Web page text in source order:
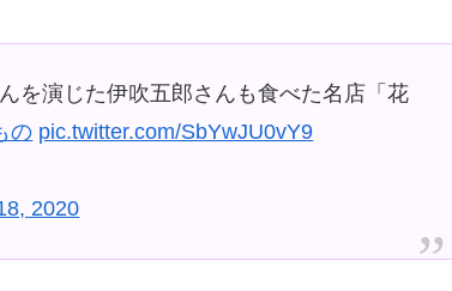
を演じた伊吹五郎さんも食べた名店「花
の pic.twitter.com/SbYwJU0vY9
2020